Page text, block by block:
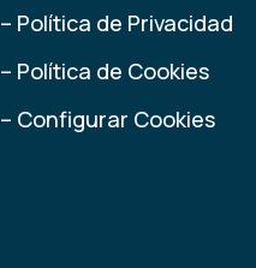
– Política de Privacidad
– Política de Cookies
– Configurar Cookies